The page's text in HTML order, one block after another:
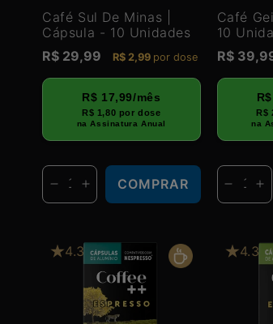
Café Sul De Minas |
Cápsula - 10 Unidades
Preço
normal
R$ 29,99 R$ 2,99 por dose
R$ 17,99/mês
R$ 1,80 por dose
na Assinatura Anual
COMPRAR
Diminuir
a
de
Aumentar
a
de
Café
10
Preço
normal
R$
R$
na
Diminuir
a
de
a
4.3 4.3